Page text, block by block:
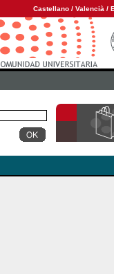
Castellano / Valencià /